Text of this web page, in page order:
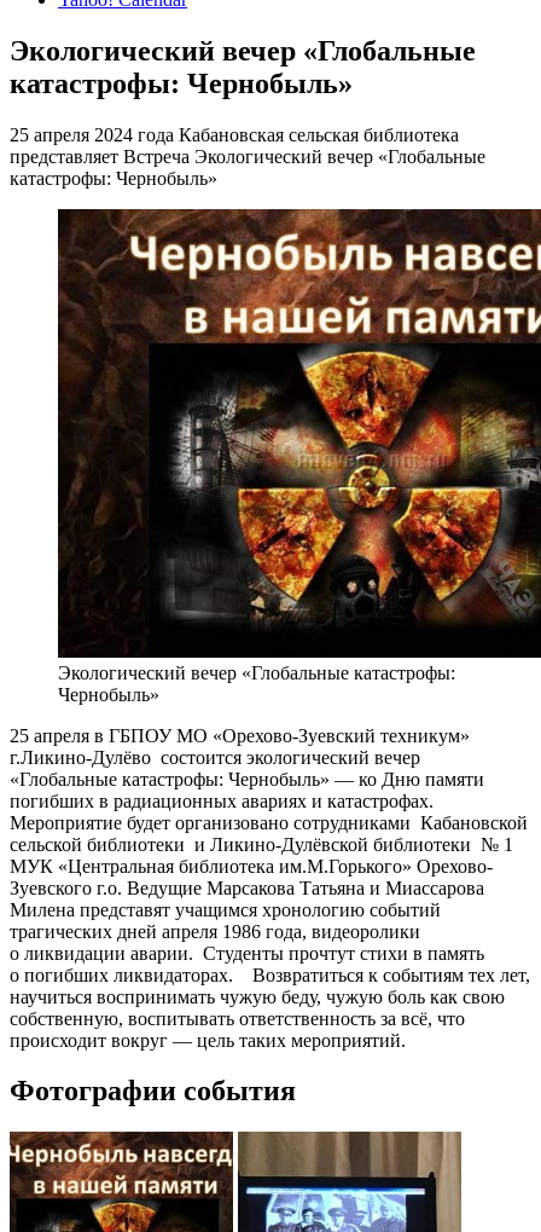
Экологический вечер «Глобальные
катастрофы: Чернобыль»
25 апреля 2024 года Кабановская сельская библиотека
представляет Встреча Экологический вечер «Глобальные
катастрофы: Чернобыль»
Экологический вечер «Глобальные катастрофы:
Чернобыль»
25 апреля в ГБПОУ МО «Орехово-Зуевский техникум»
г.Ликино-Дулёво состоится экологический вечер
«Глобальные катастрофы: Чернобыль» — ко Дню памяти
погибших в радиационных авариях и катастрофах.
Мероприятие будет организовано сотрудниками Кабановской
сельской библиотеки и Ликино-Дулёвской библиотеки № 1
МУК «Центральная библиотека им.М.Горького» Орехово-
Зуевского г.о. Ведущие Марсакова Татьяна и Миассарова
Милена представят учащимся хронологию событий
трагических дней апреля 1986 года, видеоролики
о ликвидации аварии. Студенты прочтут стихи в память
о погибших ликвидаторах.
Возвратиться к событиям тех лет,
научиться воспринимать чужую беду, чужую боль как свою
собственную, воспитывать ответственность за всё, что
происходит вокруг — цель таких мероприятий.
Фотографии события